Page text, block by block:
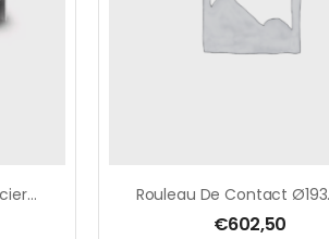
Support De Ponçage En Acier Inoxydable
€602,50